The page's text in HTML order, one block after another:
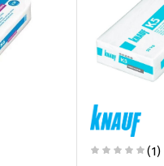
(1)